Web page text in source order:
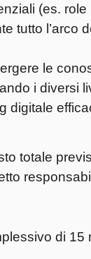
(es.
tutto l’arco
le
i diversi
digitale
totale
di 15